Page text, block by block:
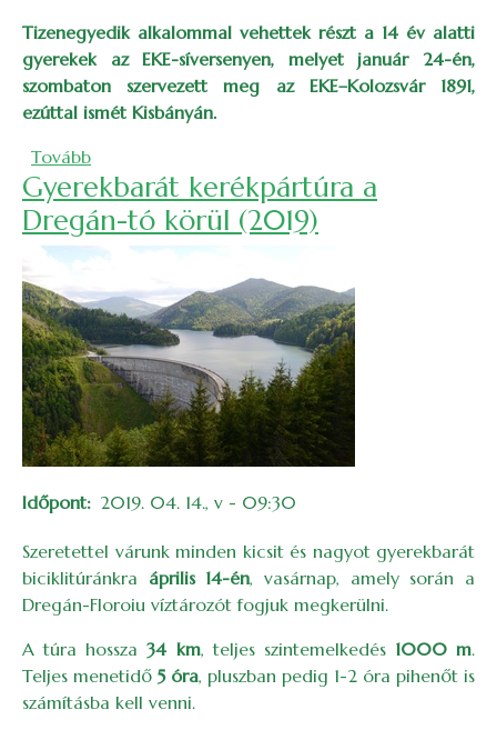
Tizenegyedik alkalommal vehettek részt a 14 év alatti
gyerekek az EKE-síversenyen, melyetjanuár 24-én,
szombaton szervezett meg az EKE–Kolozsvár 1891,
ezúttal ismét Kisbányán.
Tovább(Síverseny 2017)
Gyerekbarát kerékpártúra a
Dregán-tó körül (2019)
Időpont 2019. 04. 14., v - 09:30
Szeretettel várunk minden kicsit és nagyot gyerekbarát
biciklitúránkra április 14-én, vasárnap, amely során a
Dregán-Floroiu víztározót fogjuk megkerülni.
A túra hossza34 km, teljes szintemelkedés 1000 m.
Teljes menetidő 5 óra, pluszban pedig 1-2 óra pihenőt is
számításba kell venni.